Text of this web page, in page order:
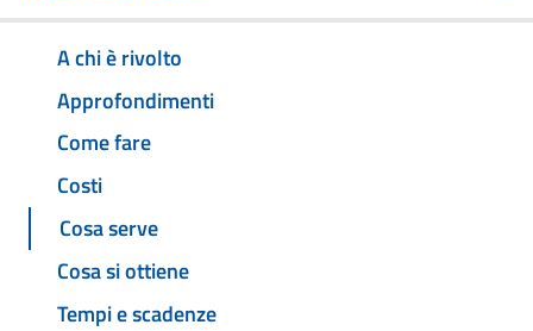
A chi è rivolto
Approfondimenti
Come fare
Costi
Cosa serve
Cosa si ottiene
Tempi e scadenze